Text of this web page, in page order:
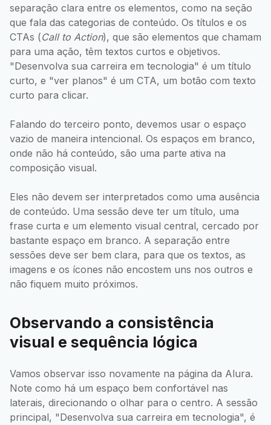
separação clara entre os elementos, como na seção
que fala das categorias de conteúdo. Os títulos e os
CTAs (Call to Action), que são elementos que chamam
para uma ação, têm textos curtos e objetivos.
"Desenvolva sua carreira em tecnologia" é um título
curto, e "ver planos" é um CTA, um botão com texto
curto para clicar.
Falando do terceiro ponto, devemos usar o espaço
vazio de maneira intencional. Os espaços em branco,
onde não há conteúdo, são uma parte ativa na
composição visual.
Eles não devem ser interpretados como uma ausência
de conteúdo. Uma sessão deve ter um título, uma
frase curta e um elemento visual central, cercado por
bastante espaço em branco. A separação entre
sessões deve ser bem clara, para que os textos, as
imagens e os ícones não encostem uns nos outros e
não fiquem muito próximos.
Observando a consistência
visual e sequência lógica
Vamos observar isso novamente na página da Alura.
Note como há um espaço bem confortável nas
laterais, direcionando o olhar para o centro. A sessão
principal, "Desenvolva sua carreira em tecnologia", é